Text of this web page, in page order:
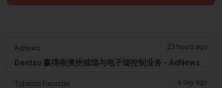
Adnews 23 hours ago
Dentsu 赢得南澳州戒烟与电子烟控制业务 - AdNews
Tobacco Reporter a day ago